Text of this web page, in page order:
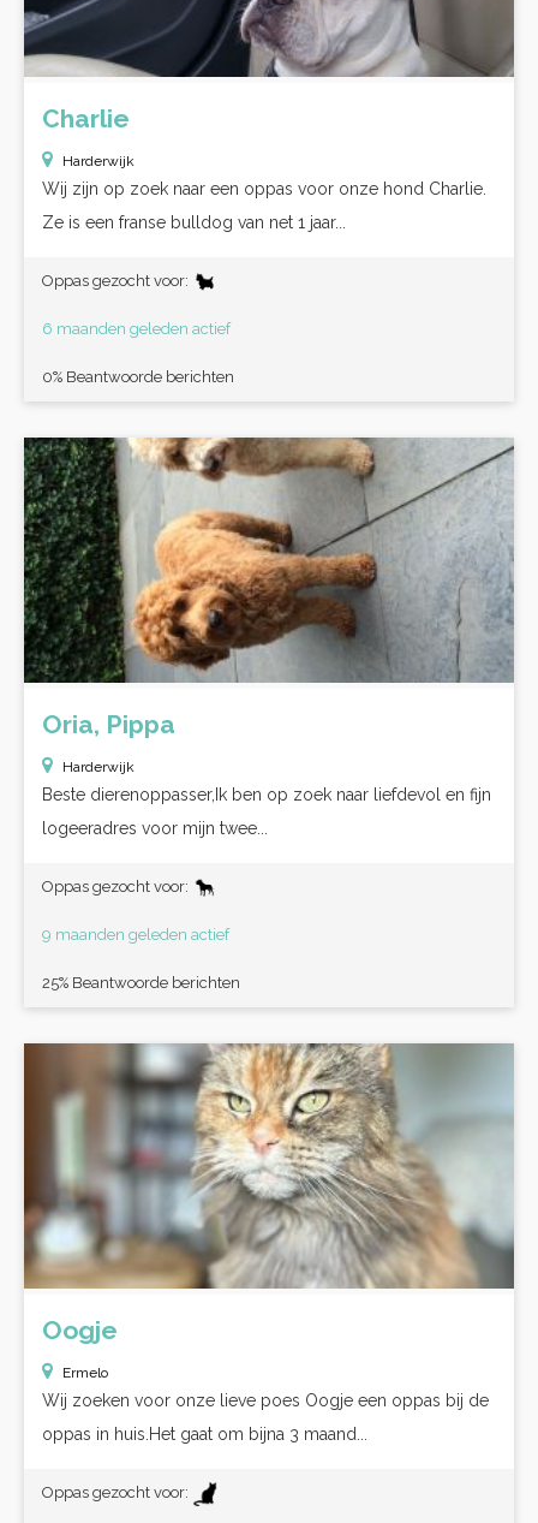
Charlie
Harderwijk
Wij zijn op zoek naar een oppas voor onze hond Charlie.
Ze is een franse bulldog van net 1 jaar...
Oppas gezocht voor:
6 maanden geleden actief
0% Beantwoorde berichten
Oria, Pippa
Harderwijk
Beste dierenoppasser,Ik ben op zoek naar liefdevol en fijn
logeeradres voor mijn twee...
Oppas gezocht voor:
9 maanden geleden actief
25% Beantwoorde berichten
Oogje
Ermelo
Wij zoeken voor onze lieve poes Oogje een oppas bij de
oppas in huis.Het gaat om bijna 3 maand...
Oppas gezocht voor: